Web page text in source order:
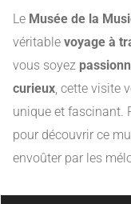
Le Musée de la
véritable voyage à
vous soyez
curieux , cette visite
unique et fascinant.
pour découvrir ce
envoûter par les